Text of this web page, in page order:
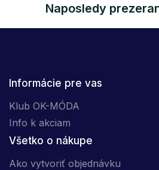
Naposledy
Informácie pre vas
Klub OK-MÓDA
Info k akciam
Všetko o nákupe
Ako vytvoriť objednávku